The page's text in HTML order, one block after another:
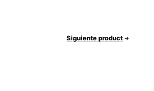
Siguiente product